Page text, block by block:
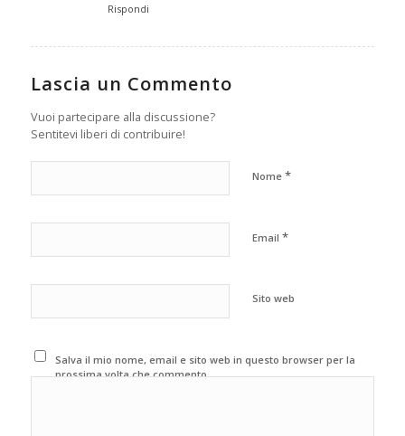
Rispondi
Lascia un Commento
Vuoi partecipare alla discussione?
Sentitevi liberi di contribuire!
Nome *
Email *
Sito web
Salva il mio nome, email e sito web in questo browser per la
prossima volta che commento.